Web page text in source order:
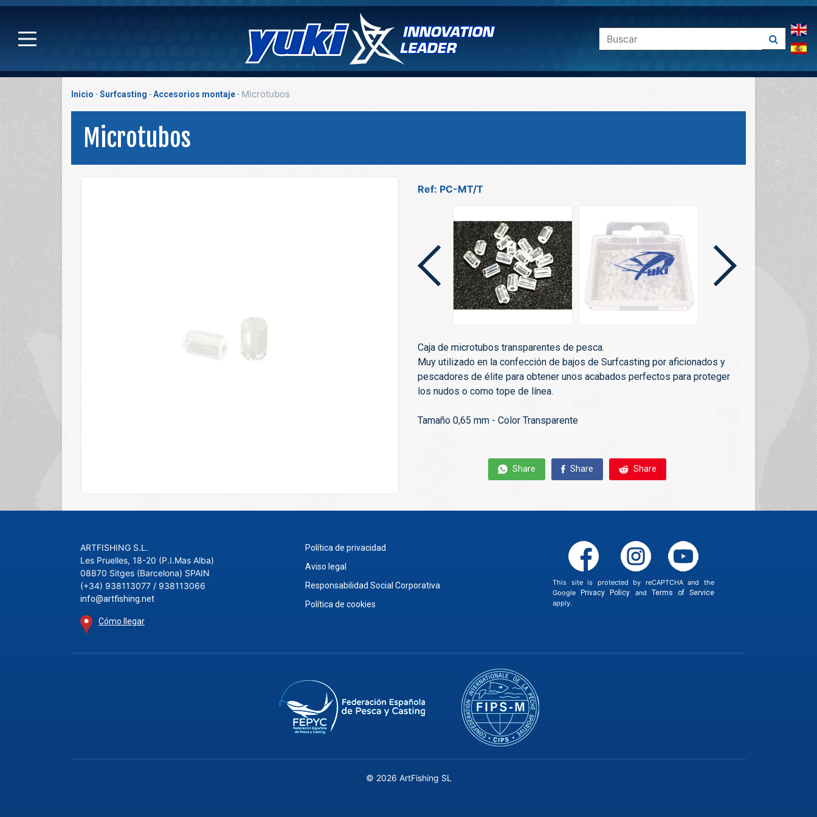
Inicio Surfcasting Accesorios montaje Microtubos
Microtubos
Ref: PC-MT/T
Caja de microtubos transparentes de pesca.
Muy utilizado en la confección de bajos de Surfcasting por aficionados y
pescadores de élite para obtener unos acabados perfectos para proteger
los nudos o como tope de línea.
Tamaño 0,65 mm - Color Transparente
Share Share Share
ARTFISHING S.L.
Les Pruelles, 18-20 (P.I.Mas Alba)
08870 Sitges (Barcelona) SPAIN
(+34) 938113077 / 938113066
info@artfishing.net
Cómo llegar
Política de privacidad
Aviso legal
Responsabilidad Social Corporativa
Política de cookies
This site is protected by reCAPTCHA and the
GooglePrivacy Policy and Terms of Service
apply.
© 2026 ArtFishing SL